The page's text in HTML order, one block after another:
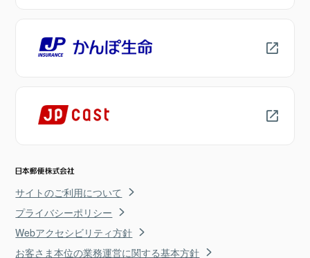
サイトのご利用について
プライバシーポリシー
Webアクセシビリティ方針
お客さま本位の業務運営に関する基本方針